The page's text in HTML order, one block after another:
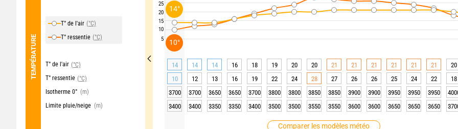
TEMPÉRATURE
T° de l'air (°C)
T° ressentie (°C)
T° de l'air (°C)
T° ressentie (°C)
Isotherme 0° (m)
Limite pluie/neige (m)
Comparer les modèles météo
25
20
15
10
5
14 14 14 16 18 19 20 20 21 21 21 21 21 21 20
10
12 13 16 19 22 24 28 27 26 26 25 24 22 18
3700
3700 3650 3650 3700 3800 3800 3850 3850 3900 3900 3950 3950 3950
3400
3400 3350 3350 3400 3500 3500 3550 3550 3600 3600 3650 3650 3650
14°
10°